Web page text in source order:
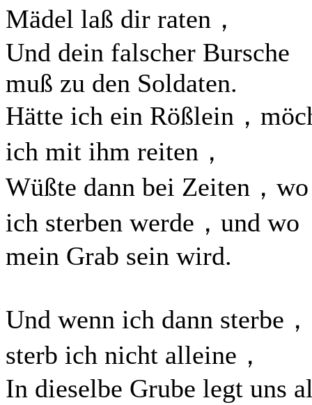
Mädel laß dir raten，
Und dein falscher Bursche
muß zu den Soldaten.
Hätte ich ein Rößlein，
ich mit ihm reiten，
Wüßte dann bei Zeiten，wo
ich sterben werde，und wo
mein Grab sein wird.
Und wenn ich dann sterbe，
sterb ich nicht alleine，
In dieselbe Grube legt uns